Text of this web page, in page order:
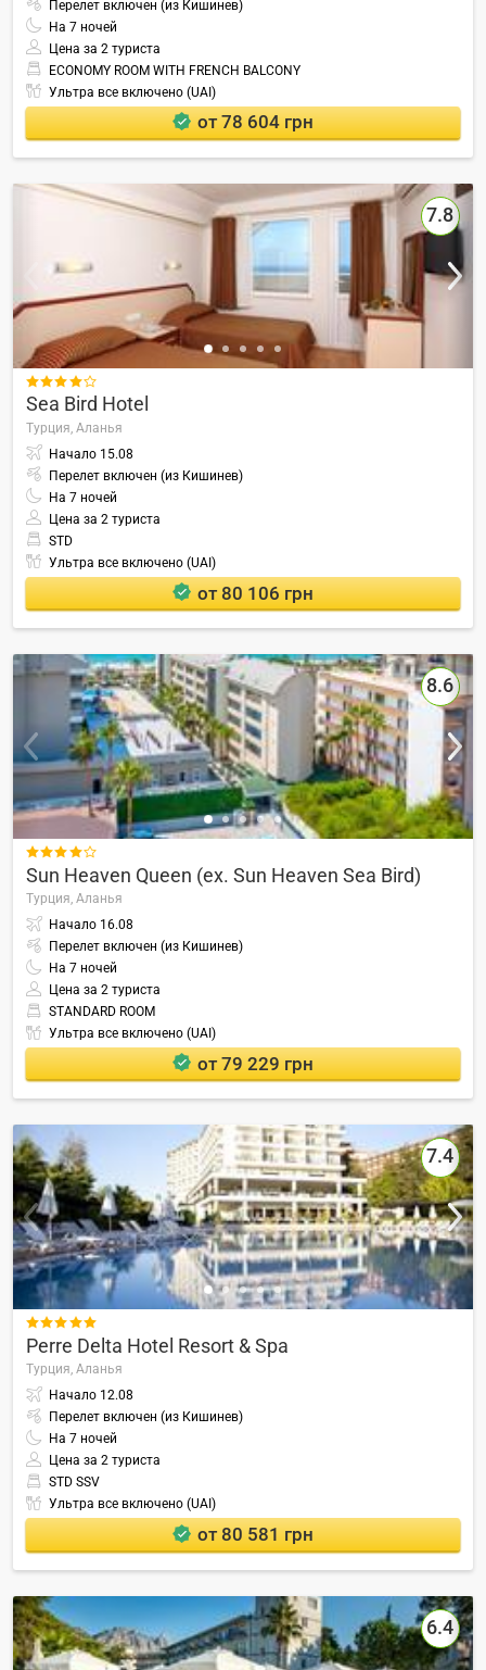
Перелет включен (из Кишинев)
На 7 ночей
Цена за 2 туриста
ECONOMY ROOM WITH FRENCH BALCONY
Ультра все включено (UAI)
от 78 604 грн
7.8

Sea Bird Hotel
Турция, Аланья
Начало 15.08
Перелет включен (из Кишинев)
На 7 ночей
Цена за 2 туриста
STD
Ультра все включено (UAI)
от 80 106 грн
8.6

Sun Heaven Queen (ex. Sun Heaven Sea Bird)
Турция, Аланья
Начало 16.08
Перелет включен (из Кишинев)
На 7 ночей
Цена за 2 туриста
STANDARD ROOM
Ультра все включено (UAI)
от 79 229 грн
7.4

Perre Delta Hotel Resort & Spa
Турция, Аланья
Начало 12.08
Перелет включен (из Кишинев)
На 7 ночей
Цена за 2 туриста
STD SSV
Ультра все включено (UAI)
от 80 581 грн
6.4